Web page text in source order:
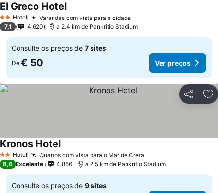
2 Estrelas
Hotel Varandas com vista para a cidadeVer preços
El Greco HotelVer preços
7,1 4.620 a 2.4 km de Pankritio Stadium
Consulte os preços de 7 sites
De € 50 Ver preços
Partilhar
2 Estrelas
Hotel Quartos com vista para o Mar de Creta
Kronos HotelVer preços
8,6 Excelente 4.856 a 2.5 km de Pankritio Stadium
Consulte os preços de 9 sites